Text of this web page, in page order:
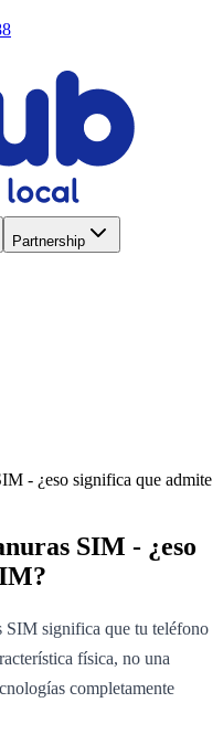
Partnership
- ¿eso significa que admite
SIM - ¿eso
SIM significa que tu teléfono
física, no una
completamente